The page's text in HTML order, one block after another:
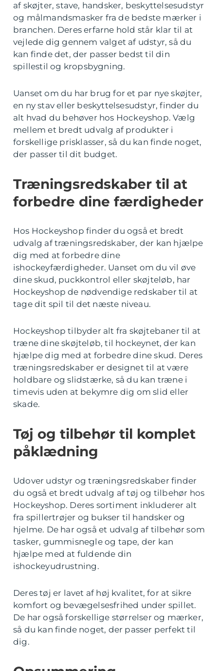
af skøjter, stave, handsker, beskyttelsesudstyr
og målmandsmasker fra de bedste mærker i
branchen. Deres erfarne hold står klar til at
vejlede dig gennem valget af udstyr, så du
kan finde det, der passer bedst til din
spillestil og kropsbygning.
Uanset om du har brug for et par nye skøjter,
en ny stav eller beskyttelsesudstyr, finder du
alt hvad du behøver hos Hockeyshop. Vælg
mellem et bredt udvalg af produkter i
forskellige prisklasser, så du kan finde noget,
der passer til dit budget.
Træningsredskaber til at
forbedre dine færdigheder
Hos Hockeyshop finder du også et bredt
udvalg af træningsredskaber, der kan hjælpe
dig med at forbedre dine
ishockeyfærdigheder. Uanset om du vil øve
dine skud, puckkontrol eller skøjteløb, har
Hockeyshop de nødvendige redskaber til at
tage dit spil til det næste niveau.
Hockeyshop tilbyder alt fra skøjtebaner til at
træne dine skøjteløb, til hockeynet, der kan
hjælpe dig med at forbedre dine skud. Deres
træningsredskaber er designet til at være
holdbare og slidstærke, så du kan træne i
timevis uden at bekymre dig om slid eller
skade.
Tøj og tilbehør til komplet
påklædning
Udover udstyr og træningsredskaber finder
du også et bredt udvalg af tøj og tilbehør hos
Hockeyshop. Deres sortiment inkluderer alt
fra spillertrøjer og bukser til handsker og
hjelme. De har også et udvalg af tilbehør som
tasker, gummisnegle og tape, der kan
hjælpe med at fuldende din
ishockeyudrustning.
Deres tøj er lavet af høj kvalitet, for at sikre
komfort og bevægelsesfrihed under spillet.
De har også forskellige størrelser og mærker,
så du kan finde noget, der passer perfekt til
dig.